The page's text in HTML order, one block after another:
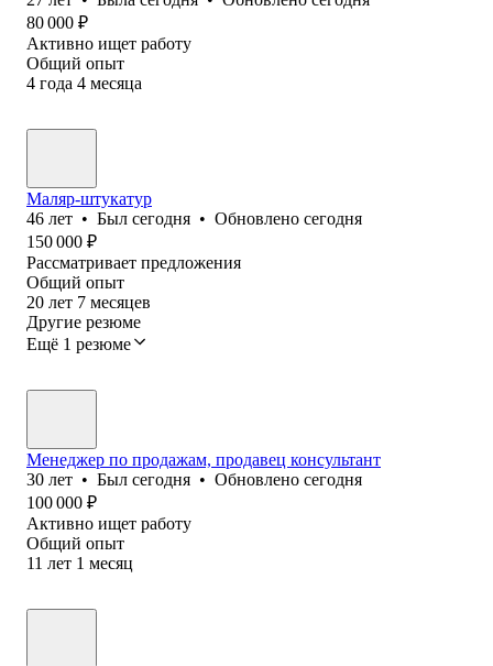
80 000 ₽
Активно ищет работу
Общий опыт
4 года 4 месяца
Маляр-штукатур
46 лет • Был сегодня • Обновлено сегодня
150 000 ₽
Рассматривает предложения
Общий опыт
20 лет 7 месяцев
Другие резюме
Ещё 1 резюме
Менеджер по продажам, продавец консультант
30 лет • Был сегодня • Обновлено сегодня
100 000 ₽
Активно ищет работу
Общий опыт
11 лет 1 месяц